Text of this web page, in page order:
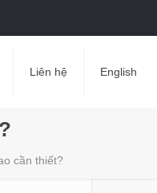
Liên hệ English
cần thiết?